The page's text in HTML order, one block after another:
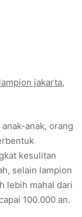
lampion jakarta
anak, orang
kesulitan
selain lampion
lebih mahal dari
100.000 an.